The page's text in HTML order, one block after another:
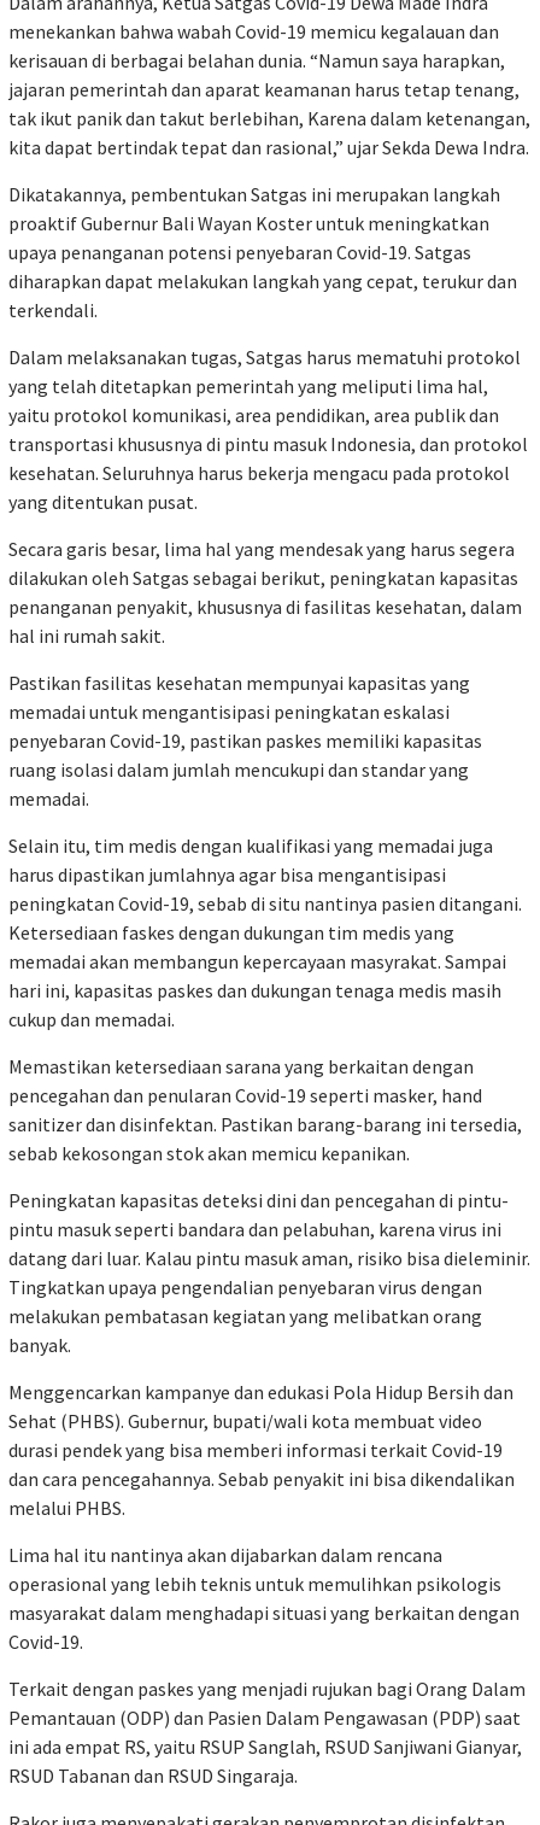
menekankan bahwa wabah Covid-19 memicu kegalauan dan
kerisauan di berbagai belahan dunia. “Namun saya harapkan,
jajaran pemerintah dan aparat keamanan harus tetap tenang,
tak ikut panik dan takut berlebihan, Karena dalam ketenangan,
kita dapat bertindak tepat dan rasional,” ujar Sekda Dewa Indra.
Dikatakannya, pembentukan Satgas ini merupakan langkah
proaktif Gubernur Bali Wayan Koster untuk meningkatkan
upaya penanganan potensi penyebaran Covid-19. Satgas
diharapkan dapat melakukan langkah yang cepat, terukur dan
terkendali.
Dalam melaksanakan tugas, Satgas harus mematuhi protokol
yang telah ditetapkan pemerintah yang meliputi lima hal,
yaitu protokol komunikasi, area pendidikan, area publik dan
transportasi khususnya di pintu masuk Indonesia, dan protokol
kesehatan. Seluruhnya harus bekerja mengacu pada protokol
yang ditentukan pusat.
Secara garis besar, lima hal yang mendesak yang harus segera
dilakukan oleh Satgas sebagai berikut, peningkatan kapasitas
penanganan penyakit, khususnya di fasilitas kesehatan, dalam
hal ini rumah sakit.
Pastikan fasilitas kesehatan mempunyai kapasitas yang
memadai untuk mengantisipasi peningkatan eskalasi
penyebaran Covid-19, pastikan paskes memiliki kapasitas
ruang isolasi dalam jumlah mencukupi dan standar yang
memadai.
Selain itu, tim medis dengan kualifikasi yang memadai juga
harus dipastikan jumlahnya agar bisa mengantisipasi
peningkatan Covid-19, sebab di situ nantinya pasien ditangani.
Ketersediaan faskes dengan dukungan tim medis yang
memadai akan membangun kepercayaan masyrakat. Sampai
hari ini, kapasitas paskes dan dukungan tenaga medis masih
cukup dan memadai.
Memastikan ketersediaan sarana yang berkaitan dengan
pencegahan dan penularan Covid-19 seperti masker, hand
sanitizer dan disinfektan. Pastikan barang-barang ini tersedia,
sebab kekosongan stok akan memicu kepanikan.
Peningkatan kapasitas deteksi dini dan pencegahan di pintu-
pintu masuk seperti bandara dan pelabuhan, karena virus ini
datang dari luar. Kalau pintu masuk aman, risiko bisa dieleminir.
Tingkatkan upaya pengendalian penyebaran virus dengan
melakukan pembatasan kegiatan yang melibatkan orang
banyak.
Menggencarkan kampanye dan edukasi Pola Hidup Bersih dan
Sehat (PHBS). Gubernur, bupati/wali kota membuat video
durasi pendek yang bisa memberi informasi terkait Covid-19
dan cara pencegahannya. Sebab penyakit ini bisa dikendalikan
melalui PHBS.
Lima hal itu nantinya akan dijabarkan dalam rencana
operasional yang lebih teknis untuk memulihkan psikologis
masyarakat dalam menghadapi situasi yang berkaitan dengan
Covid-19.
Terkait dengan paskes yang menjadi rujukan bagi Orang Dalam
Pemantauan (ODP) dan Pasien Dalam Pengawasan (PDP) saat
ini ada empat RS, yaitu RSUP Sanglah, RSUD Sanjiwani Gianyar,
RSUD Tabanan dan RSUD Singaraja.